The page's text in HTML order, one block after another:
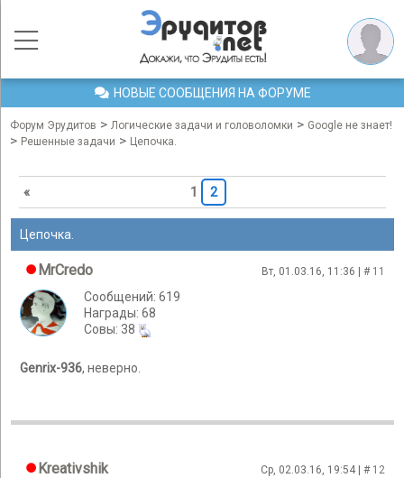
НОВЫЕ СООБЩЕНИЯ НА ФОРУМЕ
Форум Эрудитов > Логические задачи и головоломки > Google не знает!
> Решенные задачи > Цепочка.
« 1 2
Цепочка.
MrCredo Вт, 01.03.16, 11:36 | # 11
Сообщений: 619
Награды: 68
Cовы: 38
Genrix-936, неверно.
Kreativshik Ср, 02.03.16, 19:54 | # 12